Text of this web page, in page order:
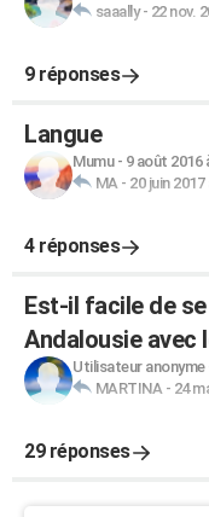
saaally- 22 nov.
9 réponses
Langue
Mumu- 9 août 2016
MA- 20 juin 2017
4 réponses
Est-il facile de
Andalousie avec
Utilisateur anonyme
MARTINA- 24
29 réponses